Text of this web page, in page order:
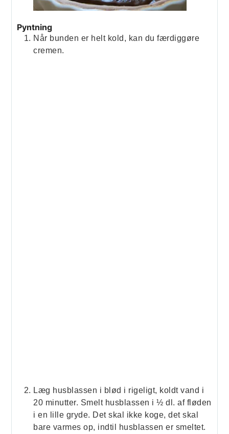
Pyntning
Når bunden er helt kold, kan du færdiggøre
cremen.
Læg husblassen i blød i rigeligt, koldt vand i
20 minutter. Smelt husblassen i ½ dl. af fløden
i en lille gryde. Det skal ikke koge, det skal
bare varmes op, indtil husblassen er smeltet.